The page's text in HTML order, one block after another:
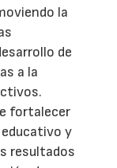
la
de
a la
fortalecer
y
resultados